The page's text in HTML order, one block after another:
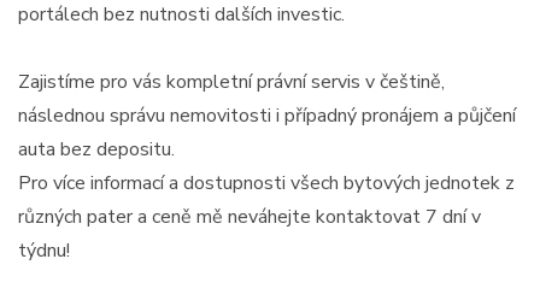
portálech bez nutnosti dalších investic.
Zajistíme pro vás kompletní právní servis v češtině,
následnou správu nemovitosti i případný pronájem a půjčení
auta bez depositu.
Pro více informací a dostupnosti všech bytových jednotek z
různých pater a ceně mě neváhejte kontaktovat 7 dní v
týdnu!